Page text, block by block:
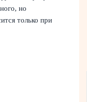
но
только при